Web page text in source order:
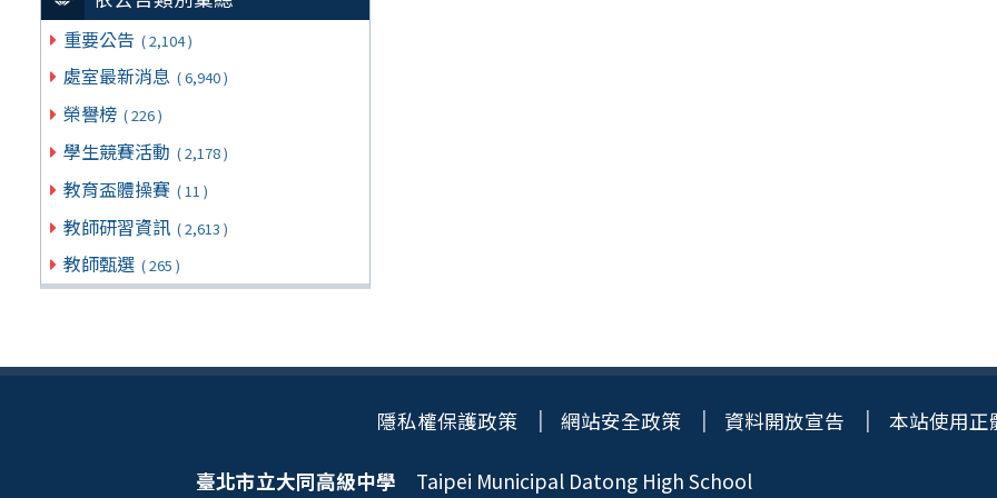
重要公告 ( 2,104 )
處室最新消息 ( 6,940 )
榮譽榜 ( 226 )
學生競賽活動 ( 2,178 )
教育盃體操賽 ( 11 )
教師研習資訊 ( 2,613 )
教師甄選 ( 265 )
隱私權保護政策 網站安全政策 資料開放宣告 本站使用正
臺北市立大同高級中學 Taipei Municipal Datong High School